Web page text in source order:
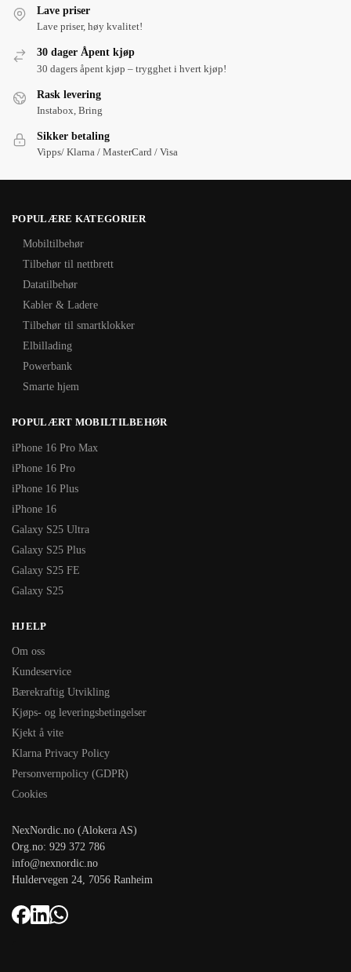
Lave priser
Lave priser, høy kvalitet!
30 dager Åpent kjøp
30 dagers åpent kjøp – trygghet i hvert kjøp!
Rask levering
Instabox, Bring
Sikker betaling
Vipps/ Klarna / MasterCard / Visa
POPULÆRE KATEGORIER
Mobiltilbehør
Tilbehør til nettbrett
Datatilbehør
Kabler & Ladere
Tilbehør til smartklokker
Elbillading
Powerbank
Smarte hjem
POPULÆRT MOBILTILBEHØR
iPhone 16 Pro Max
iPhone 16 Pro
iPhone 16 Plus
iPhone 16
Galaxy S25 Ultra
Galaxy S25 Plus
Galaxy S25 FE
Galaxy S25
HJELP
Om oss
Kundeservice
Bærekraftig Utvikling
Kjøps- og leveringsbetingelser
Kjekt å vite
Klarna Privacy Policy
Personvernpolicy (GDPR)
Cookies
NexNordic.no (Alokera AS)
Org.no: 929 372 786
info@nexnordic.no
Huldervegen 24, 7056 Ranheim